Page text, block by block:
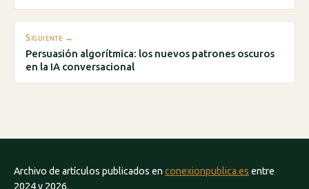
Siguiente →
Persuasión algorítmica: los nuevos patrones oscuros
en la IA conversacional
Archivo de artículos publicados en conexionpublica.es entre
2024 y 2026.